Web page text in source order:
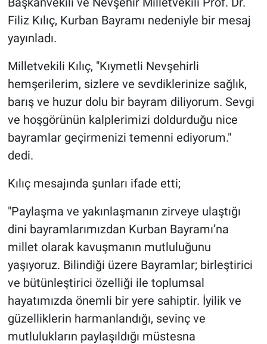
Filiz Kılıç, Kurban Bayramı nedeniyle bir mesaj
yayınladı.
Milletvekili Kılıç, "Kıymetli Nevşehirli
hemşerilerim, sizlere ve sevdiklerinize sağlık,
barış ve huzur dolu bir bayram diliyorum. Sevgi
ve hoşgörünün kalplerimizi doldurduğu nice
bayramlar geçirmenizi temenni ediyorum."
dedi.
Kılıç mesajında şunları ifade etti;
"Paylaşma ve yakınlaşmanın zirveye ulaştığı
dini bayramlarımızdan Kurban Bayramı’na
millet olarak kavuşmanın mutluluğunu
yaşıyoruz. Bilindiği üzere Bayramlar; birleştirici
ve bütünleştirici özelliği ile toplumsal
hayatımızda önemli bir yere sahiptir. İyilik ve
güzelliklerin harmanlandığı, sevinç ve
mutlulukların paylaşıldığı müstesna
Niğde
Aksaray
Yerel
Genel
Politika
Magazin
Çevre
Haberde İnsan